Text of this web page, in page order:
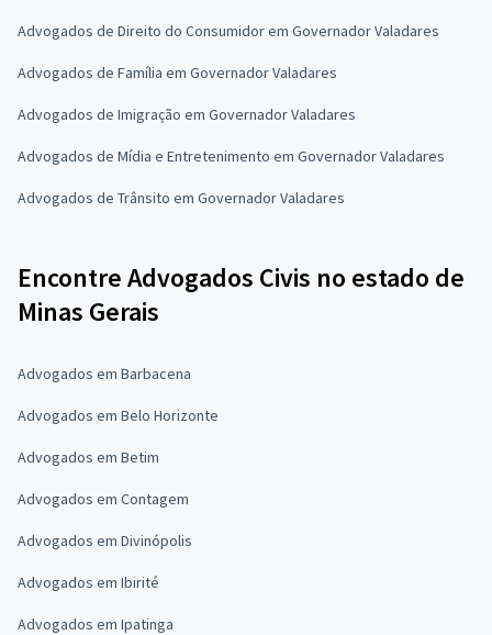
Advogados de Direito do Consumidor em Governador Valadares
Advogados de Família em Governador Valadares
Advogados de Imigração em Governador Valadares
Advogados de Mídia e Entretenimento em Governador Valadares
Advogados de Trânsito em Governador Valadares
Encontre Advogados Civis no estado de
Minas Gerais
Advogados em Barbacena
Advogados em Belo Horizonte
Advogados em Betim
Advogados em Contagem
Advogados em Divinópolis
Advogados em Ibirité
Advogados em Ipatinga